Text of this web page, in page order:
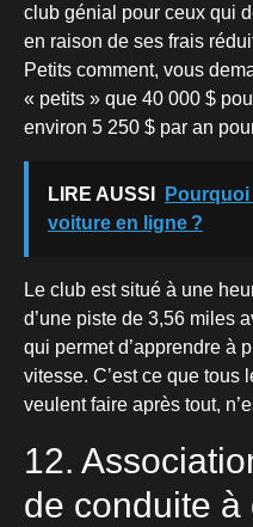
club génial pour ceux qui
en raison de ses frais
Petits comment, vous
« petits » que 40 000 $
environ 5 250 $ par an
LIRE AUSSI
voiture en ligne ?
Le club est situé à une
d’une piste de 3,56 miles
qui permet d’apprendre à
vitesse. C’est ce que tous
veulent faire après tout,
12.
de conduite à